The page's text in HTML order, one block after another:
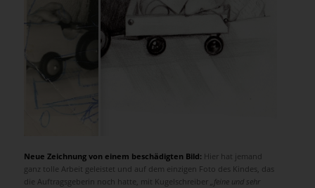
Neue Zeichnung von einem beschädigten Bild: Hier hat jemand
ganz tolle Arbeit geleistet und auf dem einzigen Foto des Kindes, das
die Auftragsgeberin noch hatte, mit Kugelschreiber „feine und sehr